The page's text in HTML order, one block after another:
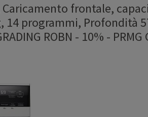
Caricamento frontale,
14 programmi, Profondità
ROBN - 10% - PRMG